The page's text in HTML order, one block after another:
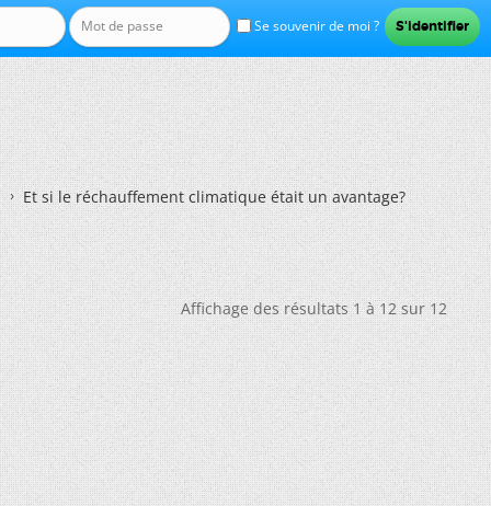
Se souvenir de moi ?
Et si le réchauffement climatique était un avantage?
Affichage des résultats 1 à 12 sur 12